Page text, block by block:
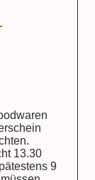
13.30
9